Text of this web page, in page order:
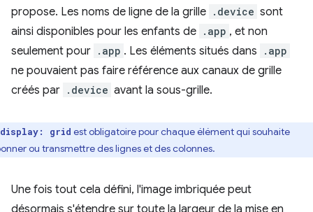
propose. Les noms de ligne de la grille .device sont
ainsi disponibles pour les enfants de .app , et non
seulement pour .app . Les éléments situés dans .app
ne pouvaient pas faire référence aux canaux de grille
créés par .device avant la sous-grille.
display: grid est obligatoire pour chaque élément qui souhaite
ou transmettre des lignes et des colonnes.
Une fois tout cela défini, l'image imbriquée peut
désormais s'étendre sur toute la largeur de la mise en